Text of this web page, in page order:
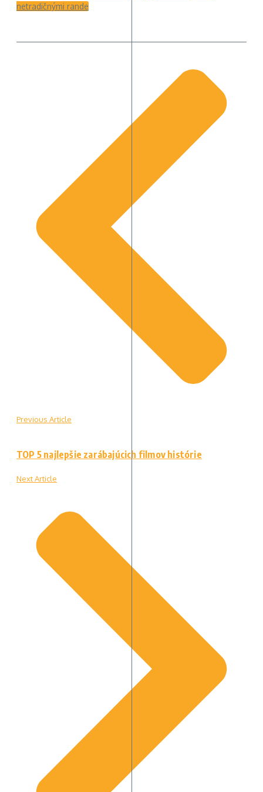
netradičnými rande
Previous Article
TOP 5 najlepšie zarábajúcich filmov histórie
Next Article